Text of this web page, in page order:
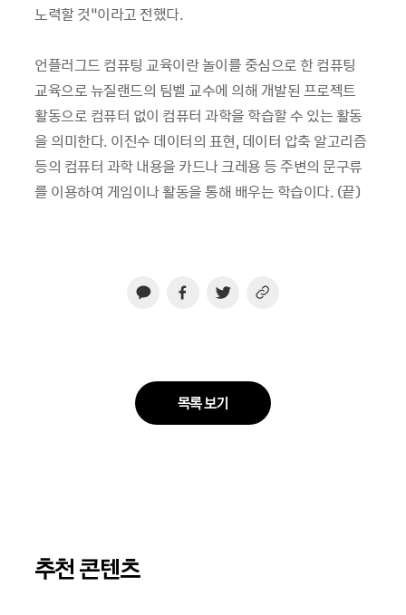
노력할 것”이라고 전했다.
언플러그드 컴퓨팅 교육이란 놀이를 중심으로 한 컴퓨팅
교육으로 뉴질랜드의 팀벨 교수에 의해 개발된 프로젝트
활동으로 컴퓨터 없이 컴퓨터 과학을 학습할 수 있는 활동
을 의미한다. 이진수 데이터의 표현, 데이터 압축 알고리즘
등의 컴퓨터 과학 내용을 카드나 크레용 등 주변의 문구류
를 이용하여 게임이나 활동을 통해 배우는 학습이다. (끝)
목록 보기
추천 콘텐츠